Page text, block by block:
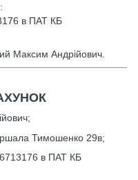
в ПАТ КБ
Максим Андрійович.
Тимошенко 29в;
в ПАТ КБ